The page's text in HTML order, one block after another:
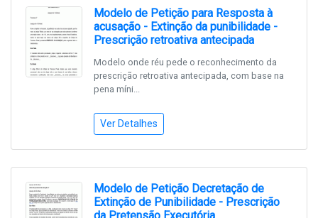
Modelo de Petição para Resposta à
acusação - Extinção da punibilidade -
Prescrição retroativa antecipada
Modelo onde réu pede o reconhecimento da
prescrição retroativa antecipada, com base na
pena míni...
Ver Detalhes
Modelo de Petição Decretação de
Extinção de Punibilidade - Prescrição